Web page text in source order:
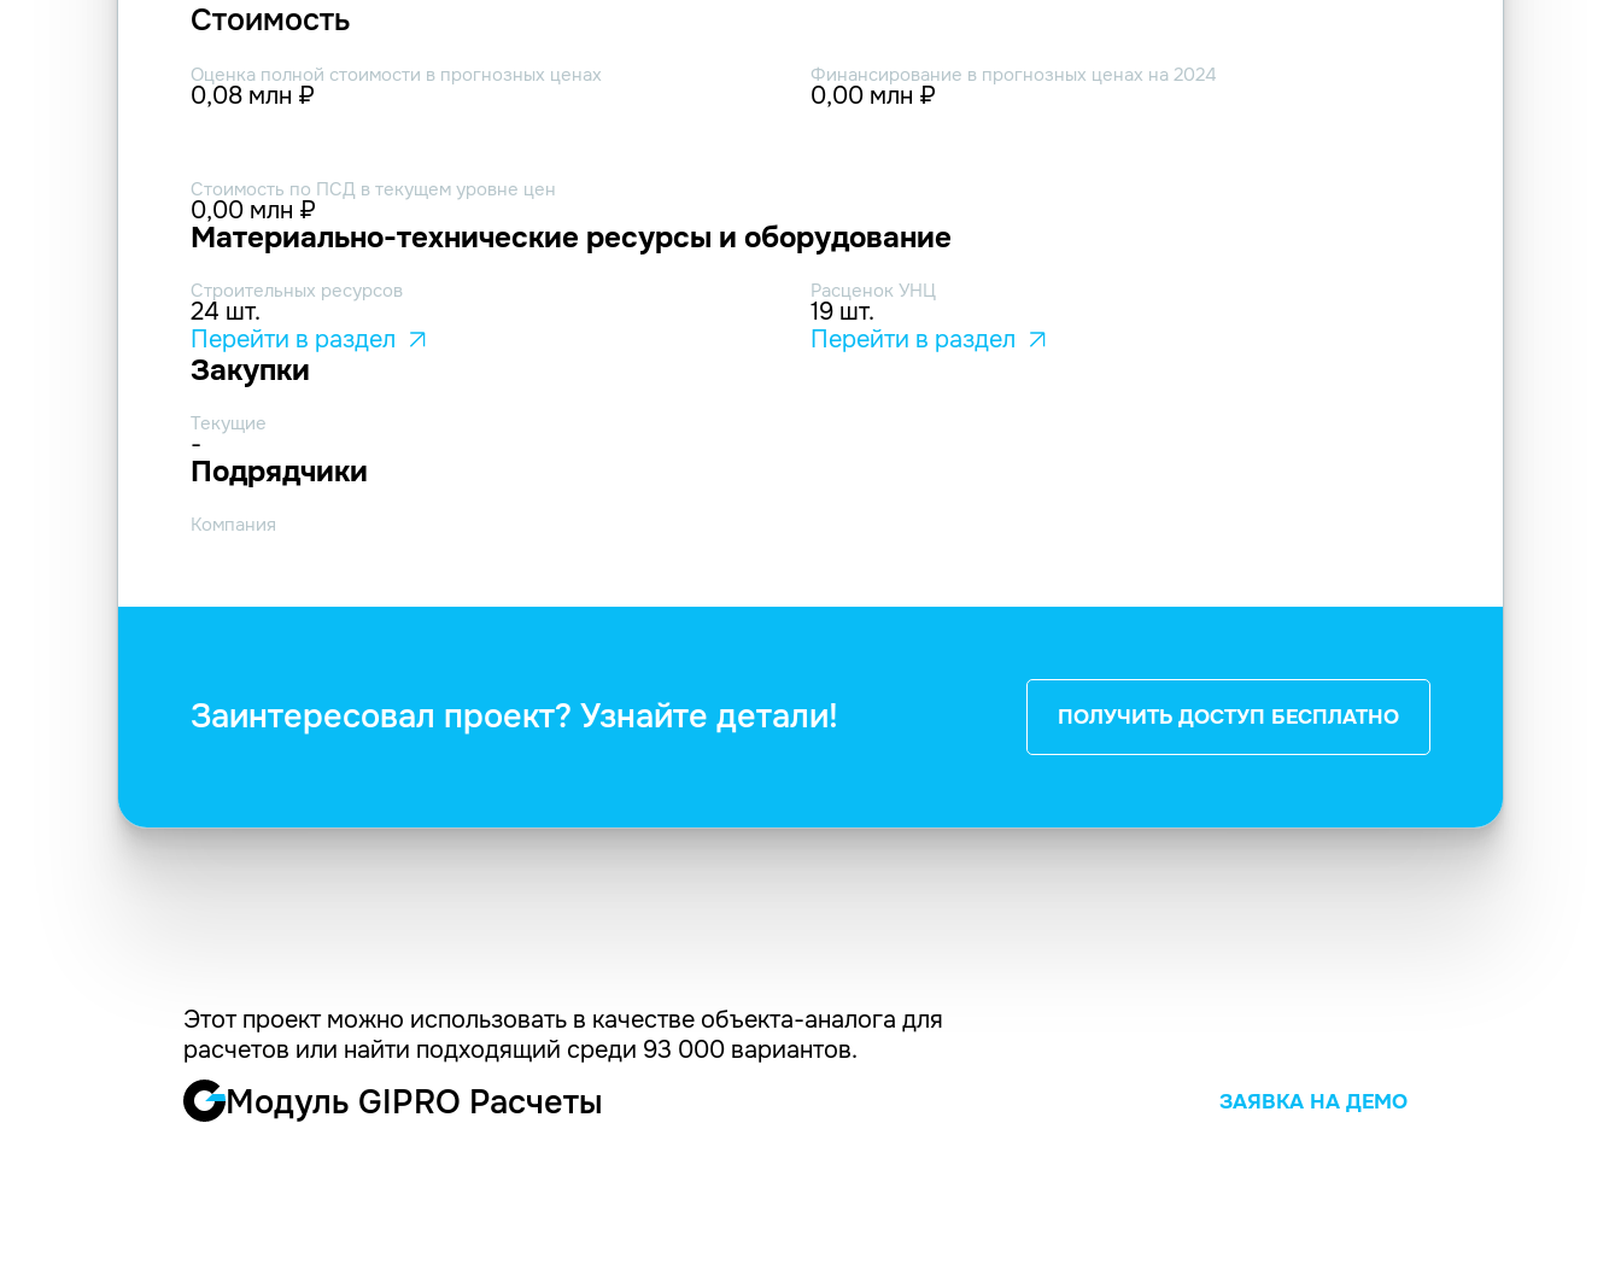
Стоимость
Оценка полной стоимости в прогнозных ценах
0,08 млн ₽
Финансирование в прогнозных ценах на 2024
0,00 млн ₽
Стоимость по ПСД в текущем уровне цен
0,00 млн ₽
Материально-технические ресурсы и оборудование
Строительных ресурсов
24 шт.
Перейти в раздел
Расценок УНЦ
19 шт.
Перейти в раздел
Закупки
Текущие
-
Подрядчики
Компания
Заинтересовал проект? Узнайте детали! ПОЛУЧИТЬ ДОСТУП БЕСПЛАТНО
Этот проект можно использовать в качестве объекта-аналога для
расчетов или найти подходящий среди 93 000 вариантов.
Модуль GIPRO Расчеты ЗАЯВКА НА ДЕМО